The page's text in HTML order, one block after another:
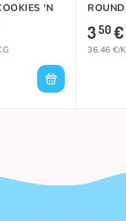
'N
90g
350€
36.46 €/